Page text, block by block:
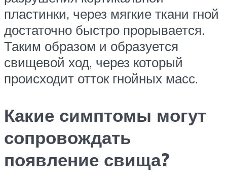
пластинки, через мягкие ткани гной
достаточно быстро прорывается.
Таким образом и образуется
свищевой ход, через который
происходит отток гнойных масс.
Какие симптомы могут
сопровождать
появление свища?